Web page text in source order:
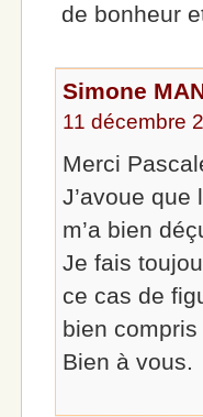
de bonheur
Simone
11 décembre
Merci
J’avoue que
m’a bien
Je fais
ce cas de
bien compris
Bien à vous.